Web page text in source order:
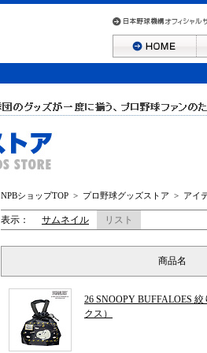
NPBショップTOP > プロ野球グッズストア > アイ
表示： サムネイル リスト
商品名
26 SNOOPY BUFFALOES
クス）